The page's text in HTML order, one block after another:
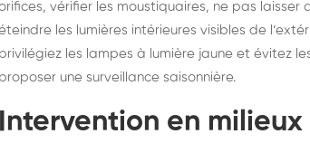
vérifier les moustiquaires, ne pas laisser
les lumières intérieures visibles de
privilégiez les lampes à lumière jaune et évitez
proposer une surveillance saisonnière.
Intervention en milieux